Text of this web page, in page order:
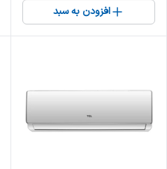
افزودن به سبد